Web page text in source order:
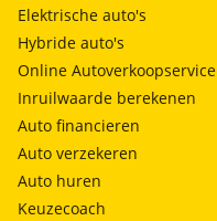
Elektrische auto's
Hybride auto's
Online Autoverkoopservice
Inruilwaarde berekenen
Auto financieren
Auto verzekeren
Auto huren
Keuzecoach